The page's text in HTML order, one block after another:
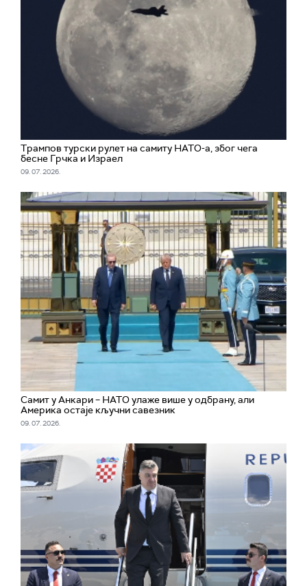
Трампов турски рулет на самиту НАТО-а, због чега
бесне Грчка и Израел
09. 07. 2026.
Самит у Анкари – НАТО улаже више у одбрану, али
Америка остаје кључни савезник
09. 07. 2026.